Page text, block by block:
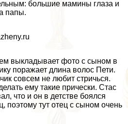
большие мамины глаза и
папы.
выкладывает фото с сыном в
поражает длина волос Пети.
совсем не любит стричься.
ему такие прически. Стас
что и он в детстве боялся
поэтому тут отец с сыном очень